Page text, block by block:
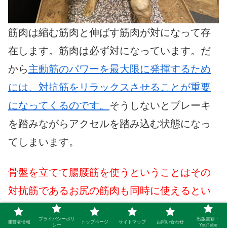
筋肉は縮む筋肉と伸ばす筋肉が対になって存
在します。筋肉は必ず対になっています。だ
から主動筋のパワーを最大限に発揮するため
には、対抗筋をリラックスさせることが重要
になってくるのです。 そうしないとブレーキ
を踏みながらアクセルを踏み込む状態になっ
てしまいます。
骨盤を立てて腸腰筋を使うということはその
対抗筋であるお尻の筋肉も同時に使えるとい
うことです。お腹（体幹）の筋肉を前側も後
運営者情報
プライバシーポリ
シー
トップページ サイトマップ お問い合わせ
出版書籍・
YouTube